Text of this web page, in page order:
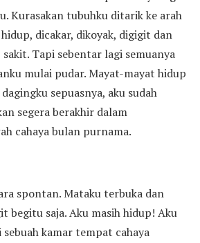
Kurasakan tubuhku ditarik ke arah
dicakar, dikoyak, digigit dan
Tapi sebentar lagi semuanya
mulai pudar. Mayat-mayat hidup
sepuasnya, aku sudah
segera berakhir dalam
cahaya bulan purnama.
spontan. Mataku terbuka dan
begitu saja. Aku masih hidup! Aku
kamar tempat cahaya